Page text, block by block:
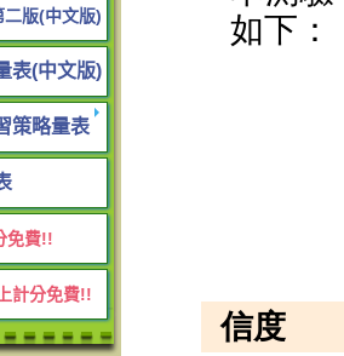
二版(中文版)
表(中文版)
策略量表
免費!!
計分免費!!